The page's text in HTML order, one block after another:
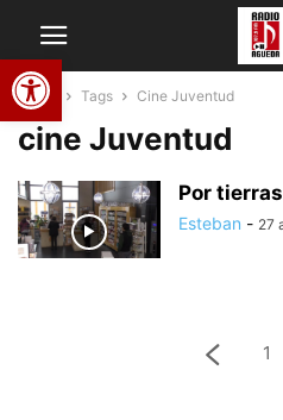
Abrir barra de
Home Tags Cine Juventud
cine Juventud
Por
Esteban - 27
1